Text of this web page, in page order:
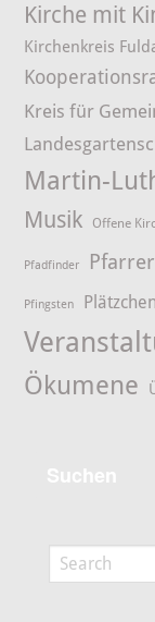
Kirche mit
Kirchenkreis
Kreis für
Martin-
Musik Offene
Pfadfinder Pfarrer
Pfingsten Plätzchen
Ökumene